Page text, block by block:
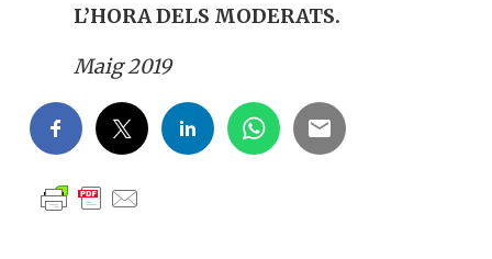
L’HORA DELS MODERATS.
Maig 2019